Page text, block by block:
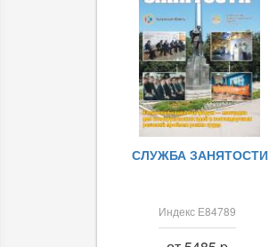
СЛУЖБА ЗАНЯТОСТИ
Индекс Е84789